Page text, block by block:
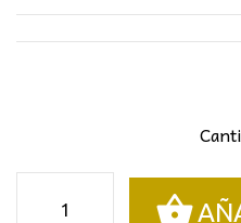
rústica